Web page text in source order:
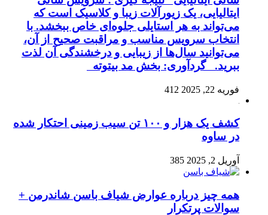
ایتالیایی، یک زیورآلات زیبا و کلاسیک است که
می‌تواند به هر استایلی جلوه‌ای خاص ببخشد. با
انتخاب سرویس مناسب و مراقبت صحیح از آن،
می‌توانید سال‌ها از زیبایی و درخشندگی آن لذت
ببرید. گردآوری: بخش مد بیتوته
فوریه 22, 2025 412
کشف یک هزار و ۱۰۰ تن سیب زمینی احتکار شده
در ساوه
آوریل 2, 2025 385
همه چیز درباره عوارض شیاف باسن شاندرمن +
سوالات پرتکرار